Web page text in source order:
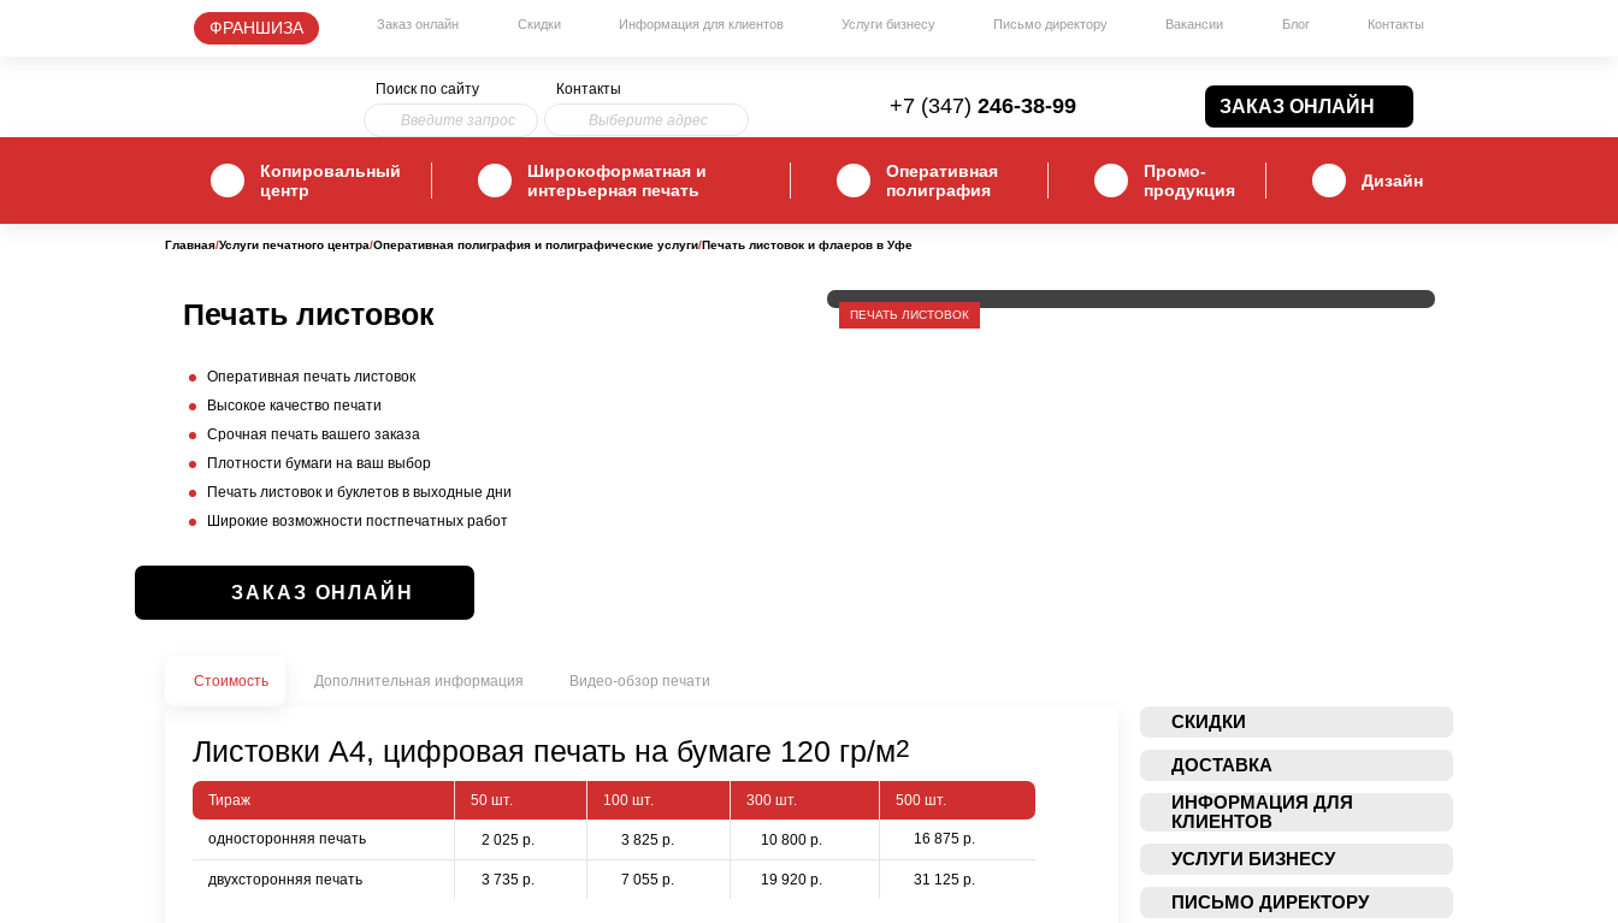
ФРАНШИЗА Заказ онлайн Скидки Информация для клиентов Услуги бизнесу Письмо директору Вакансии Блог Контакты
Поиск по сайту
Контакты
Выберите адрес
+7 (347) 246-38-99 ЗАКАЗ ОНЛАЙН
Копировальный
центр
Широкоформатная и
интерьерная печать
Оперативная
полиграфия
Промо-
продукция
Дизайн
Главная/Услуги печатного центра/Оперативная полиграфия и полиграфические услуги/Печать листовок и флаеров в Уфе
Печать листовок
Оперативная печать листовок
Высокое качество печати
Срочная печать вашего заказа
Плотности бумаги на ваш выбор
Печать листовок и буклетов в выходные дни
Широкие возможности постпечатных работ
ЗАКАЗ ОНЛАЙН
ПЕЧАТЬ ЛИСТОВОК
Стоимость Дополнительная информация Видео-обзор печати
Листовки А4, цифровая печать на бумаге 120 гр/м2
Тираж 50 шт. 100 шт. 300 шт. 500 шт.
односторонняя печать 2 025 р. 3 825 р. 10 800 р. 16 875 р.
двухсторонняя печать 3 735 р. 7 055 р. 19 920 р. 31 125 р.
СКИДКИ
ДОСТАВКА
ИНФОРМАЦИЯ ДЛЯ
КЛИЕНТОВ
УСЛУГИ БИЗНЕСУ
ПИСЬМО ДИРЕКТОРУ